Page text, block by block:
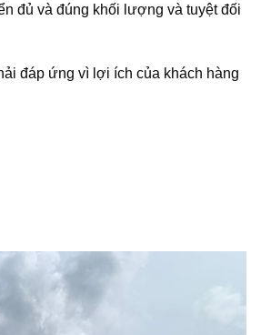
đủ và đúng khối lượng và tuyệt đối
đáp ứng vì lợi ích của khách hàng